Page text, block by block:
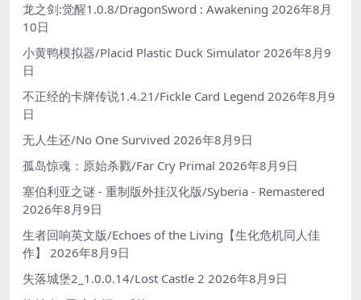
龙之剑:觉醒1.0.8/DragonSword : Awakening 2026年8月
10日
小黄鸭模拟器/Placid Plastic Duck Simulator 2026年8月9
日
不正经的卡牌传说1.4.21/Fickle Card Legend 2026年8月9
日
无人生还/No One Survived 2026年8月9日
孤岛惊魂：原始杀戮/Far Cry Primal 2026年8月9日
塞伯利亚之谜 - 重制版外挂汉化版/Syberia - Remastered
2026年8月9日
生者回响英文版/Echoes of the Living【生化危机同人佳
作】
2026年8月9日
失落城堡2_1.0.0.14/Lost Castle 2 2026年8月9日